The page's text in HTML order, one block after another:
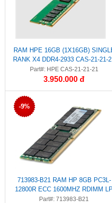
RAM HPE 16GB (1X16GB)
RANK X4 DDR4-2933 CAS-21-21-
REGISTERED SMART MEMORY
Part#: HPE CAS-21-21-21
3.950.000 đ
-9%
713983-B21 RAM HP 8GB PC3L-
12800R ECC 1600MHZ RDIMM
Part#: 713983-B21